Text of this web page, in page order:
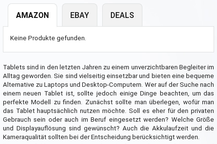
AMAZON
Keine Produkte gefunden.
EBAY DEALS
Tablets sind in den letzten Jahren zu einem unverzichtbaren Begleiter im
Alltag geworden. Sie sind vielseitig einsetzbar und bieten eine bequeme
Alternative zu Laptops und Desktop-Computern. Wer auf der Suche nach
einem neuen Tablet ist, sollte jedoch einige Dinge beachten, um das
perfekte Modell zu finden. Zunächst sollte man überlegen, wofür man
das Tablet hauptsächlich nutzen möchte. Soll es eher für den privaten
Gebrauch sein oder auch im Beruf eingesetzt werden? Welche Größe
und Displayauflösung sind gewünscht? Auch die Akkulaufzeit und die
Kameraqualität sollten bei der Entscheidung berücksichtigt werden.